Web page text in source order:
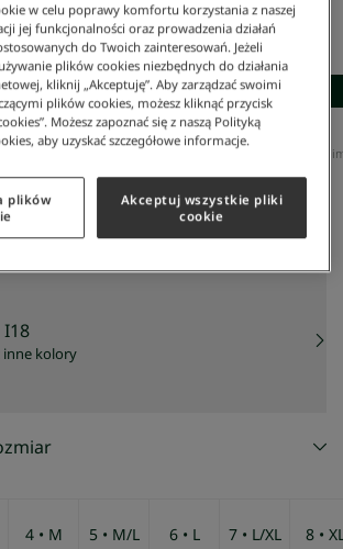
STYLIZACJĘ
Koszulki Polo Oryginalna Koszulka Polo L.12.12 O Kroju
polo L.12.12 o kroju slim fit
-30%
I18
inne kolory
4 • M 5 • M/L 6 • L 7 • L/XL 8 •
w celu poprawy komfortu korzystania z naszej
jej funkcjonalności oraz prowadzenia działań
do Twoich zainteresowań. Jeżeli
plików cookies niezbędnych do działania
kliknij „Akceptuję”. Aby zarządzać swoimi
plików cookies, możesz kliknąć przycisk
Możesz zapoznać się z naszą Polityką
aby uzyskać szczegółowe informacje.
plików
Akceptuj wszystkie pliki
cookie